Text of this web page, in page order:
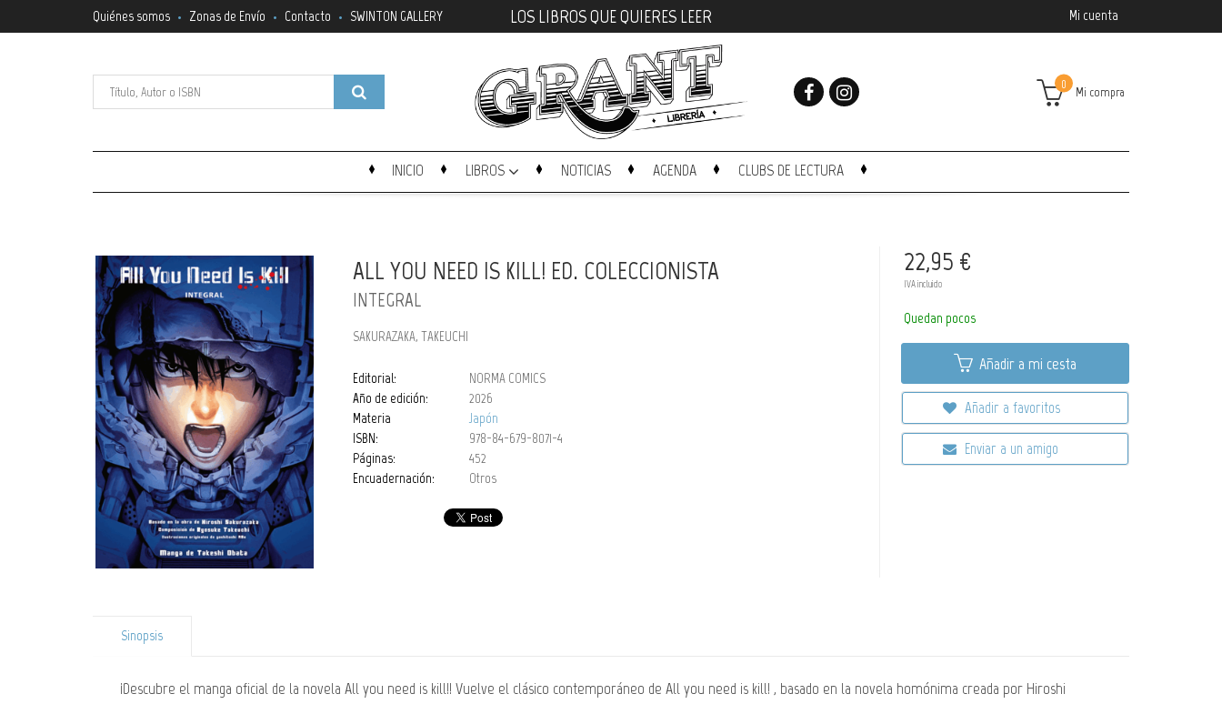
Mi cuenta
Quiénes somos Zonas de Envío Contacto SWINTON GALLERY LOS LIBROS QUE QUIERES LEER
Mi compra
0
INICIO LIBROS NOTICIAS AGENDA CLUBS DE LECTURA
ALL YOU NEED IS KILL! ED. COLECCIONISTA
INTEGRAL
SAKURAZAKA, TAKEUCHI
Editorial:
NORMA COMICS
Año de edición:
2026
Materia
Japón
ISBN:
978-84-679-8071-4
Páginas:
452
Encuadernación:
Otros
22,95 €
IVA incluido
Quedan pocos
Añadir a mi cesta
Añadir a favoritos
Enviar a un amigo
Sinopsis
¡Descubre el manga oficial de la novela All you need is kill!! Vuelve el clásico contemporáneo de All you need is kill! , basado en la novela homónima creada por Hiroshi